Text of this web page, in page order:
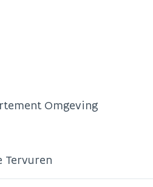
Omgeving
Tervuren